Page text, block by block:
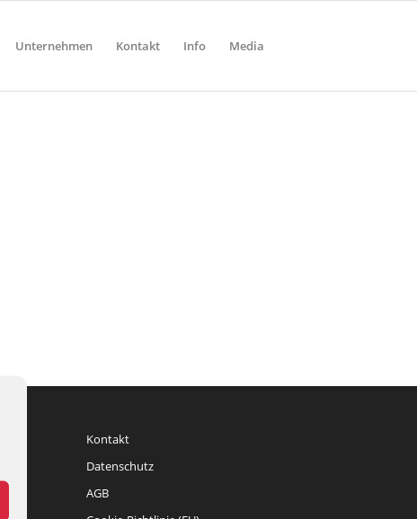
Unternehmen Kontakt Info Media
Kontakt
Datenschutz
AGB